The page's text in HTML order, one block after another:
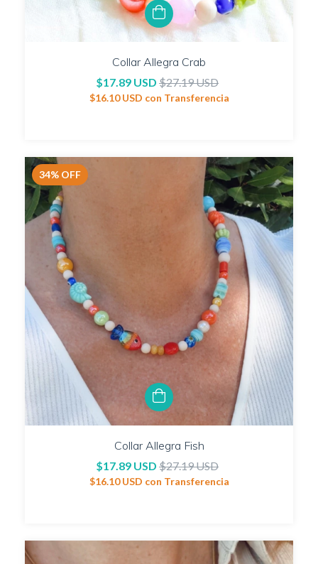
Collar Allegra Crab
$17.89 USD $27.19 USD
$16.10 USD con Transferencia
34% OFF
Collar Allegra Fish
$17.89 USD $27.19 USD
$16.10 USD con Transferencia